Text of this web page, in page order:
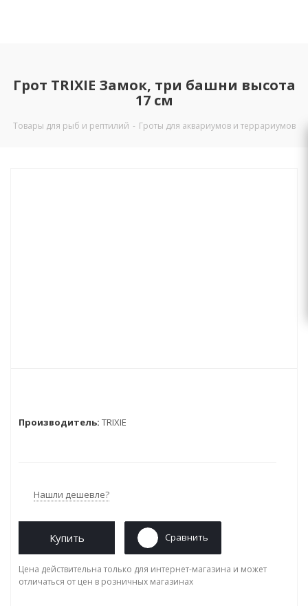
Грот TRIXIE Замок, три башни высота
17 см
Товары для рыб и рептилий - Гроты для аквариумов и террариумов
Производитель: TRIXIE
Нашли дешевле?
Купить Сравнить
Цена действительна только для интернет-магазина и может
отличаться от цен в розничных магазинах